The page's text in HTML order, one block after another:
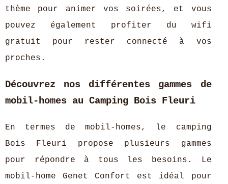
thème pour animer vos soirées, et vous
pouvez également profiter du wifi
gratuit pour rester connecté à vos
proches.
Découvrez nos différentes gammes de
mobil-homes au Camping Bois Fleuri
En termes de mobil-homes, le camping
Bois Fleuri propose plusieurs gammes
pour répondre à tous les besoins. Le
mobil-home Genet Confort est idéal pour